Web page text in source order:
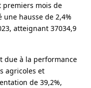
premiers mois de
hausse de 2,4%
atteignant 37034,9
due à la performance
agricoles et
de 39,2%,